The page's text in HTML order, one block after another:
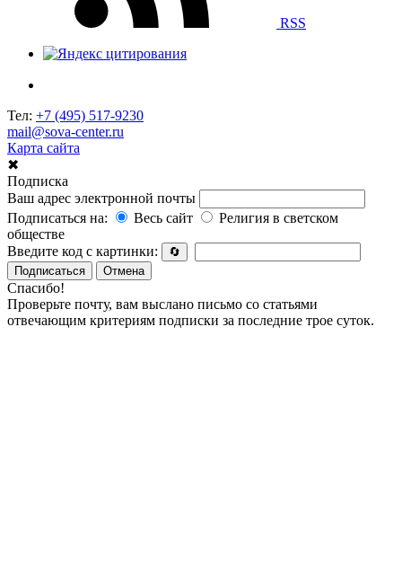
RSS
Тел: +7 (495) 517-9230
mail@sova-center.ru
Карта сайта
✖
Подписка
Ваш адрес электронной почты
Подписаться на:
Весь сайт
Религия в светском
обществе
Введите код с картинки:
🔄
Подписаться
Отмена
Спасибо!
Проверьте почту, вам выслано письмо со статьями
отвечающим критериям подписки за последние трое суток.